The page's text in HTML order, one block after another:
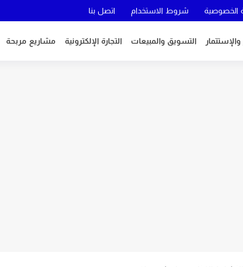
الخصوصية شروط الاستخدام اتصل بنا
والإستتمار التسويق والمبيعات التجارة الإلكترونية مشاريع مربحة